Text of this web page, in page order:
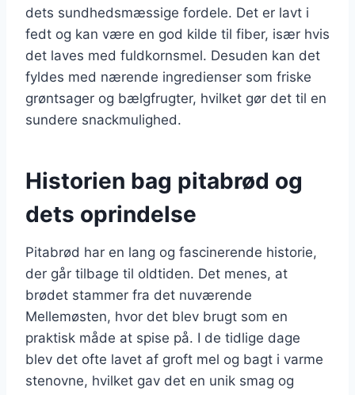
dets sundhedsmæssige fordele. Det er lavt i
fedt og kan være en god kilde til fiber, især hvis
det laves med fuldkornsmel. Desuden kan det
fyldes med nærende ingredienser som friske
grøntsager og bælgfrugter, hvilket gør det til en
sundere snackmulighed.
Historien bag pitabrød og
dets oprindelse
Pitabrød har en lang og fascinerende historie,
der går tilbage til oldtiden. Det menes, at
brødet stammer fra det nuværende
Mellemøsten, hvor det blev brugt som en
praktisk måde at spise på. I de tidlige dage
blev det ofte lavet af groft mel og bagt i varme
stenovne, hvilket gav det en unik smag og